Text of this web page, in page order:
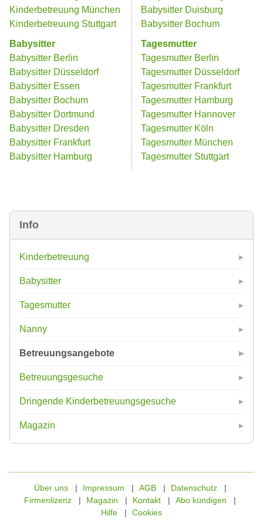
Info
Kinderbetreuung
Babysitter
Tagesmutter
Nanny
Betreuungsangebote
Betreuungsgesuche
Dringende Kinderbetreuungsgesuche
Magazin
Kinderbetreuung München
Kinderbetreuung Stuttgart
Babysitter
Babysitter Berlin
Babysitter Düsseldorf
Babysitter Essen
Babysitter Bochum
Babysitter Dortmund
Babysitter Dresden
Babysitter Frankfurt
Babysitter Hamburg
Babysitter Duisburg
Babysitter Bochum
Tagesmutter
Tagesmutter Berlin
Tagesmutter Düsseldorf
Tagesmutter Frankfurt
Tagesmutter Hamburg
Tagesmutter Hannover
Tagesmutter Köln
Tagesmutter München
Tagesmutter Stuttgart
Über uns Impressum AGB
Datenschutz
Firmenlizenz
Magazin Kontakt
Abo kündigen
Hilfe
Cookies